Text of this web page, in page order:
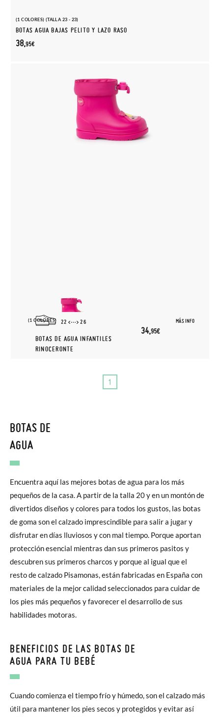
(1 COLORES) (TALLA 23 - 23)
BOTAS AGUA BAJAS PELITO Y LAZO RASO
38,95€
(1 COLORES) MÁS INFO
22 26
BOTAS DE AGUA INFANTILES
RINOCERONTE
34,95€
1
BOTAS DE
AGUA
Encuentra aquí las mejores botas de agua para los más
pequeños de la casa. A partir de la talla 20 y en un montón de
divertidos diseños y colores para todos los gustos, las botas
de goma son el calzado imprescindible para salir a jugar y
disfrutar en días lluviosos y con mal tiempo. Porque aportan
protección esencial mientras dan sus primeros pasitos y
descubren sus primeros charcos y porque al igual que el
resto de calzado Pisamonas, están fabricadas en España con
materiales de la mejor calidad seleccionados para cuidar de
los pies más pequeños y favorecer el desarrollo de sus
habilidades motoras.
BENEFICIOS DE LAS BOTAS DE
AGUA PARA TU BEBÉ
Cuando comienza el tiempo frío y húmedo, son el calzado más
útil para mantener los pies secos y protegidos y evitar así